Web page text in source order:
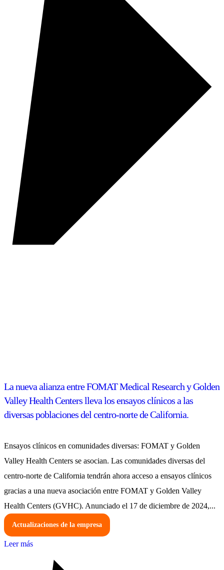
La nueva alianza entre FOMAT Medical Research y Golden
Valley Health Centers lleva los ensayos clínicos a las
diversas poblaciones del centro-norte de California.
Ensayos clínicos en comunidades diversas: FOMAT y Golden
Valley Health Centers se asocian. Las comunidades diversas del
centro-norte de California tendrán ahora acceso a ensayos clínicos
gracias a una nueva asociación entre FOMAT y Golden Valley
Health Centers (GVHC). Anunciado el 17 de diciembre de 2024,...
Actualizaciones de la empresa
Leer más